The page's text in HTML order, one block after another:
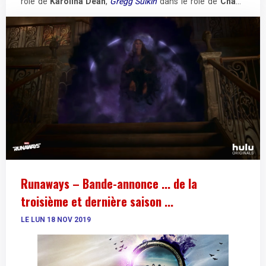
Costadans le rôle de
Runaways – Bande-annonce ... de la
troisième et dernière saison ...
LE LUN 18 NOV 2019